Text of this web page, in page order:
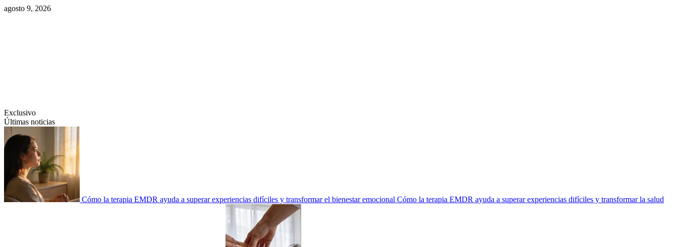
Saltar
agosto 9, 2026
Exclusivo
Últimas noticias
Cómo la terapia EMDR ayuda a superar experiencias difíciles y transformar el bienestar emocional Cómo la terapia EMDR ayuda a superar experiencias difíciles y transformar la salud